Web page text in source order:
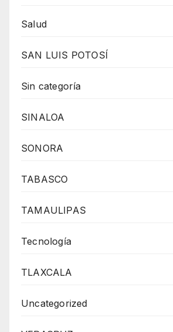
Salud
SAN LUIS POTOSÍ
Sin categoría
SINALOA
SONORA
TABASCO
TAMAULIPAS
Tecnología
TLAXCALA
Uncategorized